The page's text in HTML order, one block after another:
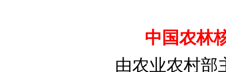
中国农林
由农业农村部